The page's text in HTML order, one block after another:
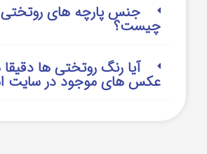
جنس پارچه های روتختی
چیست؟
آیا رنگ روتختی ها دقیقا
عکس های موجود در سایت